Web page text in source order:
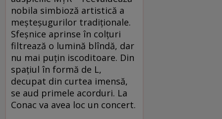
nobila simbioză artistică a
meşteşugurilor tradiţionale.
Sfeşnice aprinse în colţuri
filtrează o lumină blîndă, dar
nu mai puţin iscoditoare. Din
spaţiul în formă de L,
decupat din curtea imensă,
se aud primele acorduri. La
Conac va avea loc un concert.